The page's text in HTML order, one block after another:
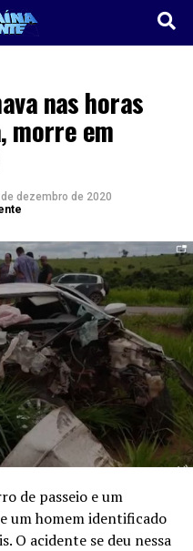
nas horas
morre em
dezembro de 2020
de passeio e um
um homem identificado
O acidente se deu nessa